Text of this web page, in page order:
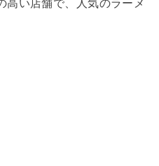
高い店舗で、人気のラーメ